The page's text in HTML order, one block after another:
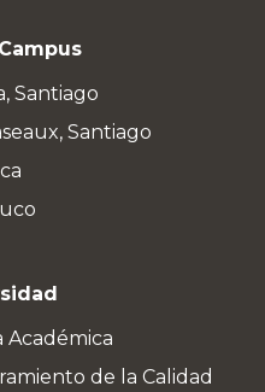
Santiago
Santiago
de la Calidad